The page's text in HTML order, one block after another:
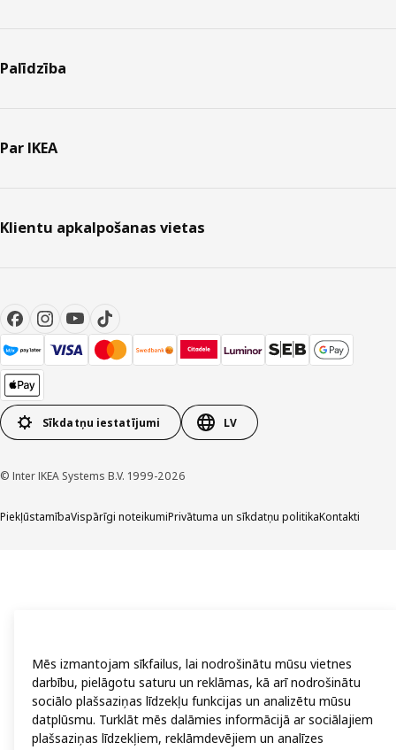
Palīdzība
Par IKEA
Klientu apkalpošanas vietas
Sīkdatņu iestatījumi LV
© Inter IKEA Systems B.V. 1999-2026
PiekļūstamībaVispārīgi noteikumiPrivātuma un sīkdatņu politikaKontakti
Mēs izmantojam sīkfailus, lai nodrošinātu mūsu vietnes
darbību, pielāgotu saturu un reklāmas, kā arī nodrošinātu
sociālo plašsaziņas līdzekļu funkcijas un analizētu mūsu
datplūsmu. Turklāt mēs dalāmies informācijā ar sociālajiem
plašsaziņas līdzekļiem, reklāmdevējiem un analīzes